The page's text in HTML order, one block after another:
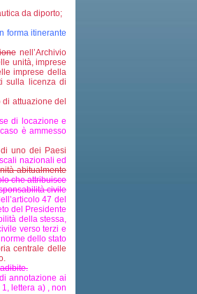
da diporto;
forma itinerante
nell’Archivio
unità, imprese
imprese della
sulla licenza di
attuazione del
di locazione e
è ammesso
uno dei Paesi
nazionali ed
abitualmente
che attribuisce
civile
47 del
del Presidente
della stessa,
verso terzi e
dello stato
centrale delle
annotazione ai
lettera a) , non